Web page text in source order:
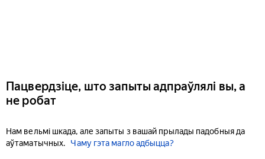
Пацвердзіце, што запыты адпраўлялі вы, а
не робат
Нам вельмі шкада, але запыты з вашай прылады падобныя да
аўтаматычных.
Чаму гэта магло адбыцца?